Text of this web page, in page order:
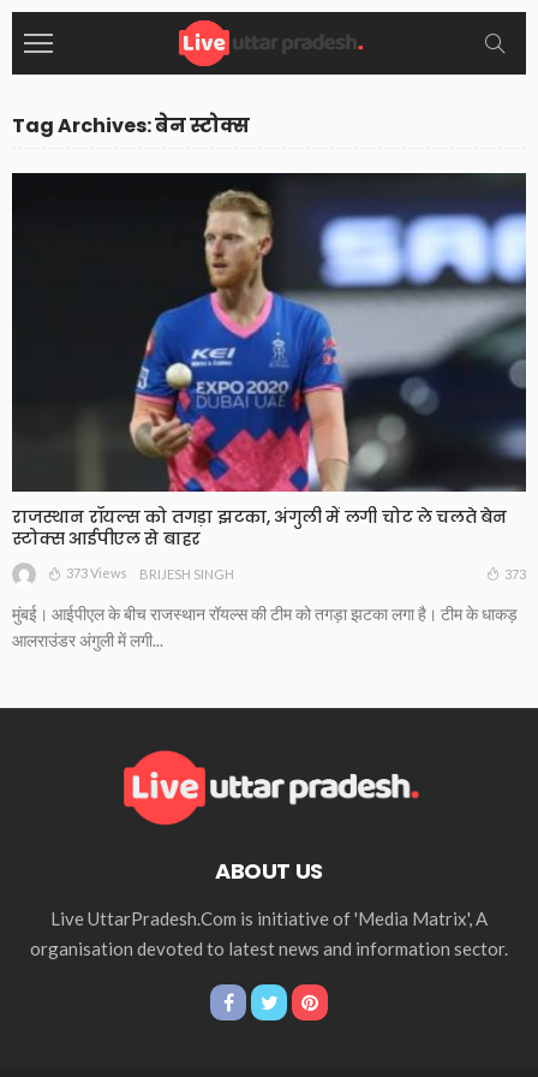
Tag Archives: बेन स्टोक्स
राजस्थान रॉयल्स को तगड़ा झटका, अंगुली में लगी चोट ले चलते बेन
स्टोक्स आईपीएल से बाहर
373 Views BRIJESH SINGH 373
मुंबई। आईपीएल के बीच राजस्थान रॉयल्स की टीम को तगड़ा झटका लगा है। टीम के धाकड़
आलराउंडर अंगुली में लगी...
ABOUT US
Live UttarPradesh.Com is initiative of 'Media Matrix', A
organisation devoted to latest news and information sector.